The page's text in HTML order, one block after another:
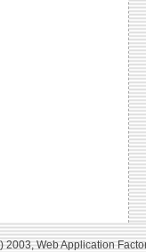
2003, Web Application